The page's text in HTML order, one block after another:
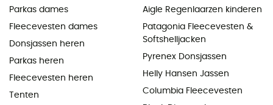
Parkas dames
Fleecevesten dames
Donsjassen heren
Parkas heren
Fleecevesten heren
Tenten
Aigle Regenlaarzen kinderen
Patagonia Fleecevesten &
Softshelljacken
Pyrenex Donsjassen
Helly Hansen Jassen
Columbia Fleecevesten